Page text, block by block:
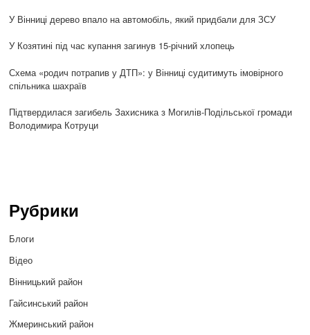
У Вінниці дерево впало на автомобіль, який придбали для ЗСУ
У Козятині під час купання загинув 15-річний хлопець
Схема «родич потрапив у ДТП»: у Вінниці судитимуть імовірного
спільника шахраїв
Підтвердилася загибель Захисника з Могилів-Подільської громади
Володимира Котруци
Рубрики
Блоги
Відео
Вінницький район
Гайсинський район
Жмеринський район